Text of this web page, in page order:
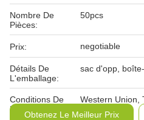
Nombre De
Pièces:
50pcs
Prix: negotiable
Détails De
L'emballage:
sac d'opp,
Conditions De
Paiement:
Western Union,
Obtenez Le Meilleur Prix